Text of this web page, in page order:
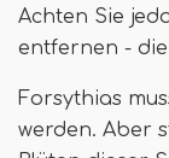
Achten Sie
entfernen -
Forsythias
werden. Aber